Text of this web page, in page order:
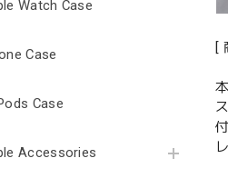
Watch Case
Case
Case
Accessories
[